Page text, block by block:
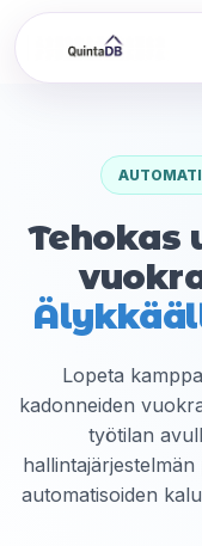
Tehokas
Lopeta
kadonneiden
työtilan
automatisoiden